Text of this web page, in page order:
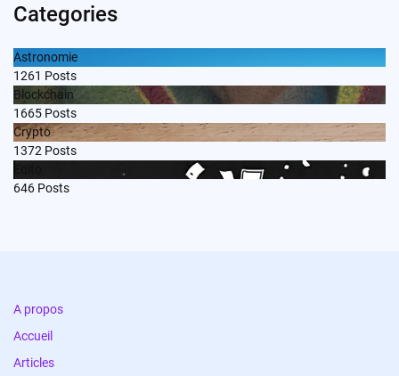
Categories
Astronomie
1261 Posts
Blockchain
1665 Posts
Crypto
1372 Posts
646 Posts
A propos
Accueil
Articles